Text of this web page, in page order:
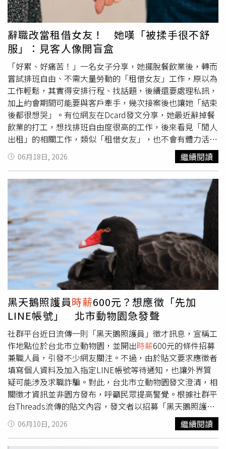
辭職改當租借女友！ 她嘆「被揉手很不舒
服」：見客人像開盲盒
「好累、好痛苦！」一名女子分享，她擺脫餐飲業後，轉而
嘗試排班自由、不需大量勞動的「租借女友」工作，原以為
工作輕鬆，其實得安排行程、找話題，後續還要處理私訊，
加上約會期間可能要與客戶牽手，幾次接案後也讓她「結束
後都很想哭」。有位網友在Dcard發文分享，她最近辭掉餐
飲業的打工，想找排班自由度很高的工作，後來看見「閒人
出租」的相關工作，類似「租借女友」，也不會有體力活，
決定嘗試看看。原PO提到，第1次擔任「租借女友」時，原
先很擔心是中年男子，所幸見到的是看起來20多歲的男性，
但工作期間她必須一直找話聊，還要排行程，結束後還要回
覆很多私訊，登記客人的喜好、個性以及當天的聊天內容，
「目前上2天休1天，好累，其實結束後都很想哭， 但是又
覺得比起之前做餐飲好。」原PO表示，當「租借女友」其
實讓她感到不安，見新客人完全是在開盲盒，要時刻提防被
騙到床上，雖然開放牽手，但被捧著手揉來揉去讓她很不舒
服，因此也考慮暑假做完就離開，「好累好痛苦！」貼文曝
光後，不少鄉民紛紛在底下留言，「因為這工作是提供情緒
價值」、「本來就是要給好情緒價值的職業，就好像直播主
一樣啊」、「這樣沒有女友感，不行吧」、「都找最閒最不
需要專業度的兼職了，居然覺得記客人喜好是很累的事情？
還覺得聊天很累？」、「我只能說，受不了就不要做了，但
是別人都付錢了，基本的職業道德還是要有」、「照你這個
心態，也沒有回頭客的」。也有人說，「別太勉強自己，不
喜歡就換下一個工作就好了，不用硬逼自己賺這麼有負擔感
的兼職」、「脆上超多這種， 時薪開的都不錯 ，但感覺大
家都不怕對方在飲料或食物偷偷下藥之類的？再怎麼挑人、
小心，也是很危險」、「賺錢本來就都不輕鬆，還是選擇提
升自我實力多拿幾張證照會好些，至少可以避開現在妳所擔
憂的『盲盒』」。
06月18日, 2026 繼續閱讀
黑天鵝照護員時薪600元？想應徵「先加
LINE帳號」 北市動物園急發聲
社群平台近日流傳一則「黑天鵝照護員」徵才訊息，宣稱工
作地點位於台北市立動物園，並開出時薪600元的條件招募
兼職人員，引發不少網友關注。不過，由於貼文要求應徵者
填寫個人資料及加入指定LINE帳號等待通知，也讓外界質
疑可能涉及求職詐騙。對此，台北市立動物園發文澄清，相
關徵才資訊並非園方發布，呼籲民眾提高警覺。根據社群平
台Threads流傳的貼文內容，發文者以招募「黑天鵝照護
員」名義徵求兼職人員，工作內容包括餵食黑天鵝、觀察動
物進食與活動狀況，以及清潔水池周邊環境、整理飼料與照
護設備等工作。貼文宣稱工作地點位於台北市立動物園，且
06月10日, 2026 繼續閱讀